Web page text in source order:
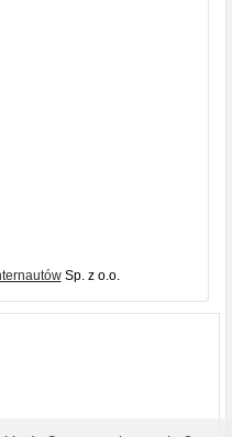
Sp. z o.o.